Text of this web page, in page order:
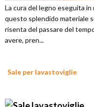
La cura del legno eseguita
questo splendido materiale
risenta del passare del
avere, pren...
Sale per lavastoviglie